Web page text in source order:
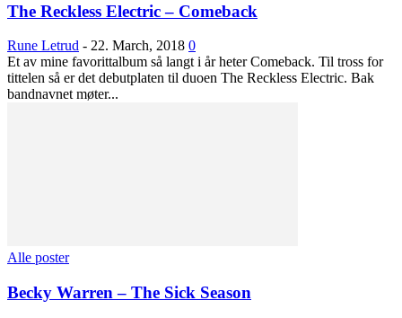
The Reckless Electric – Comeback
Rune Letrud - 22. March, 2018 0
Et av mine favorittalbum så langt i år heter Comeback. Til tross for
tittelen så er det debutplaten til duoen The Reckless Electric. Bak
bandnavnet møter...
Alle poster
Becky Warren – The Sick Season